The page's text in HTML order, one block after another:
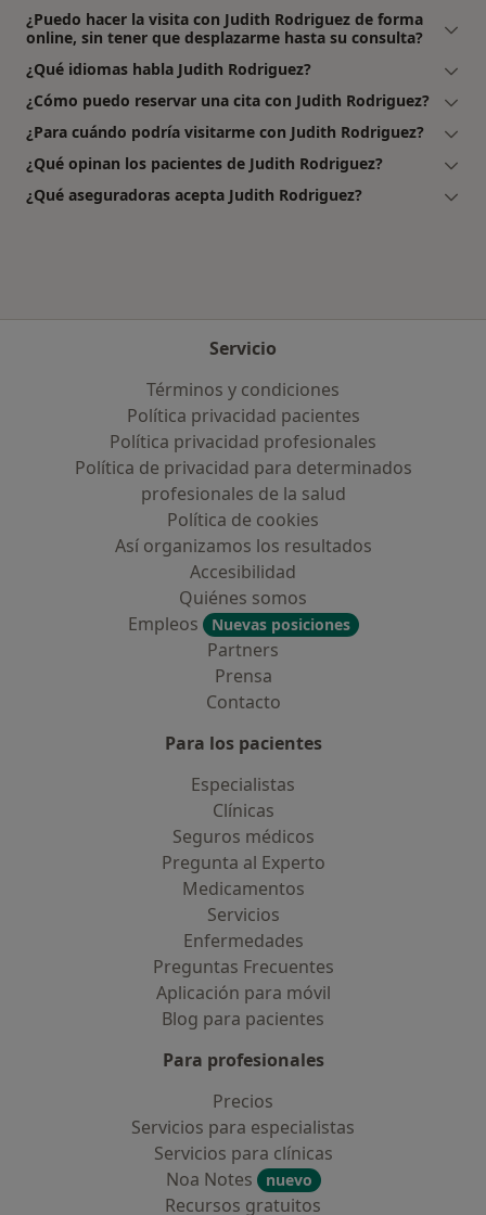
¿Puedo hacer la visita con Judith Rodriguez de forma
online, sin tener que desplazarme hasta su consulta?
¿Qué idiomas habla Judith Rodriguez?
¿Cómo puedo reservar una cita con Judith Rodriguez?
¿Para cuándo podría visitarme con Judith Rodriguez?
¿Qué opinan los pacientes de Judith Rodriguez?
¿Qué aseguradoras acepta Judith Rodriguez?
Servicio
Términos y condiciones
Política privacidad pacientes
Política privacidad profesionales
Política de privacidad para determinados
profesionales de la salud
Política de cookies
Así organizamos los resultados
Accesibilidad
Quiénes somos
Empleos
Nuevas posiciones
Partners
Prensa
Contacto
Para los pacientes
Especialistas
Clínicas
Seguros médicos
Pregunta al Experto
Medicamentos
Servicios
Enfermedades
Preguntas Frecuentes
Aplicación para móvil
Blog para pacientes
Para profesionales
Precios
Servicios para especialistas
Servicios para clínicas
Noa Notes
nuevo
Recursos gratuitos